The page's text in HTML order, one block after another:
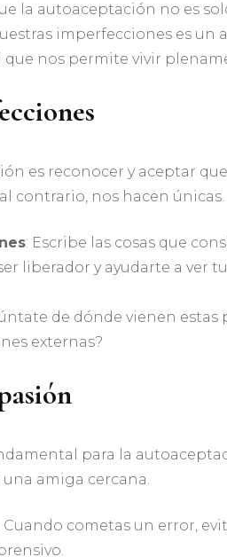
la autoaceptación no es
imperfecciones es un
nos permite vivir
es reconocer y aceptar
contrario, nos hacen únicas.
: Escribe las cosas que
liberador y ayudarte a ver
de dónde vienen estas
externas?
para la
amiga cercana.
Cuando cometas un error,